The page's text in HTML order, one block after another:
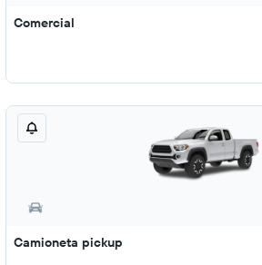
Comercial
Camioneta pickup